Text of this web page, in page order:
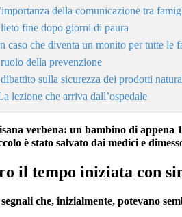
della comunicazione tra
fine dopo giorni di paura
caso che diventa un monito per tutte le
della prevenzione
sulla sicurezza dei prodotti
lezione che arriva dall’ospedale
verbena: un bambino di
è stato salvato dai medici e
il tempo iniziata con
che, inizialmente, potevano